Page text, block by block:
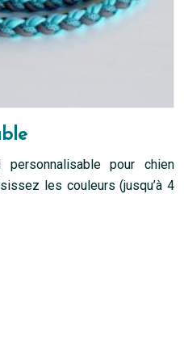
pour chien
les couleurs (jusqu’à 4